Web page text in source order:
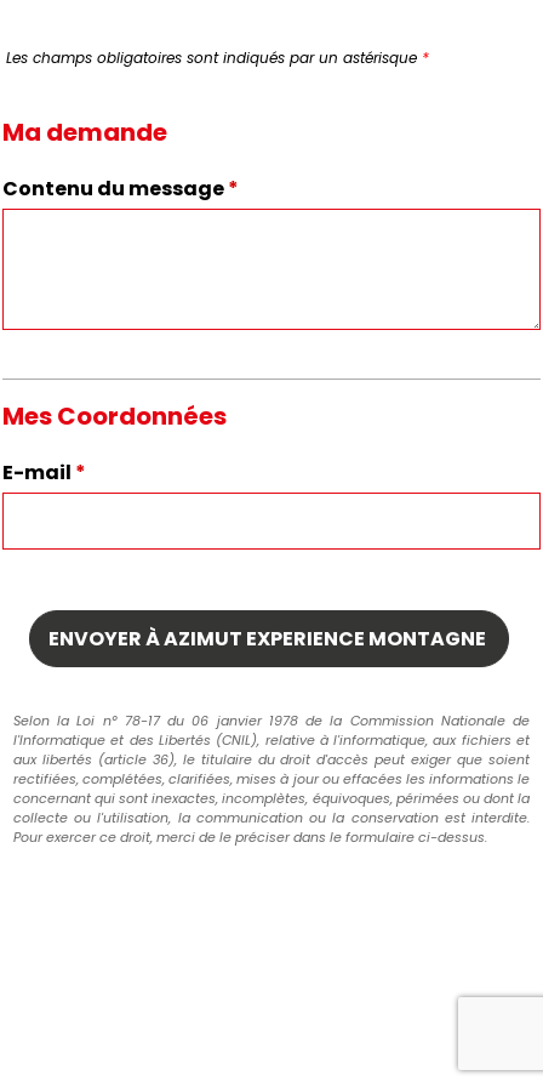
Les champs obligatoires sont indiqués par un astérisque *
Ma demande
Contenu du message*
Mes Coordonnées
E-mail *
Selon la Loi n° 78-17 du 06 janvier 1978 de la Commission Nationale de
l'Informatique et des Libertés (CNIL), relative à l'informatique, aux fichiers et
aux libertés (article 36), le titulaire du droit d'accès peut exiger que soient
rectifiées, complétées, clarifiées, mises à jour ou effacées les informations le
concernant qui sont inexactes, incomplètes, équivoques, périmées ou dont la
collecte ou l'utilisation, la communication ou la conservation est interdite.
Pour exercer ce droit, merci de le préciser dans le formulaire ci-dessus.